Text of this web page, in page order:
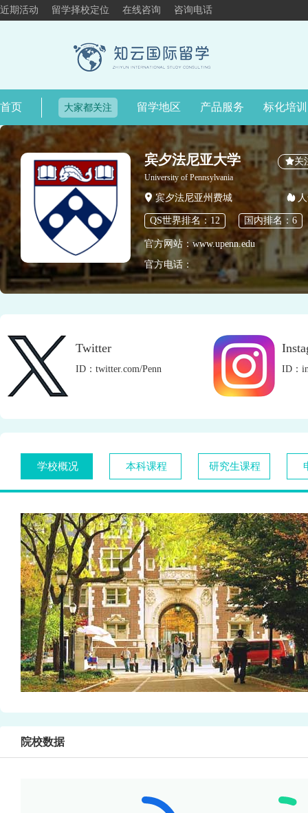
近期活动 留学择校定位 在线咨询 咨询电话
首页 大家都关注 留学地区 产品服务 标化培训
宾夕法尼亚大学 关
University of Pennsylvania
宾夕法尼亚州费城
QS世界排名：12 国内排名：6
官方网站：www.upenn.edu
官方电话：
Twitter
ID：twitter.com/Penn ID：
学校概况 本科课程 研究生课程
院校数据